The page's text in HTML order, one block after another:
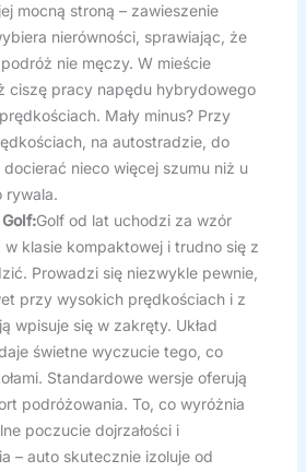
mocną stroną – zawieszenie
nierówności, sprawiając, że
nie męczy. W mieście
ciszę pracy napędu hybrydowego
Mały minus? Przy
na autostradzie, do
nieco więcej szumu niż u
rywala.
Golf od lat uchodzi za wzór
w klasie kompaktowej i trudno się z
Prowadzi się niezwykle pewnie,
przy wysokich prędkościach i z
wpisuje się w zakręty. Układ
świetne wyczucie tego, co
Standardowe wersje oferują
podróżowania. To, co wyróżnia
poczucie dojrzałości i
– auto skutecznie izoluje od